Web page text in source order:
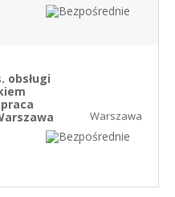
obsługi
Warszawa